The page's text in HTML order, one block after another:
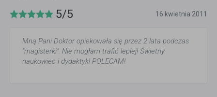
5/5 16 kwietnia 2011
Mną Pani Doktor opiekowała się przez 2 lata podczas
"magisterki". Nie mogłam trafić lepiej! Świetny
naukowiec i dydaktyk! POLECAM!